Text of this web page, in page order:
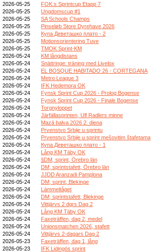
2026-05-25
FOK:s Sprintcup Etapp 7
2026-05-25
Ungdomscup #1
2026-05-25
SA Schools Champs
2026-05-25
Pinseløb Store Dyrehave 2026
2026-05-25
Купа Деветашко плато - 2
2026-05-25
Motionsorientering Tuve
2026-05-25
TMOK Sprint-KM
2026-05-24
KM långdistans
2026-05-24
Snättringe: träning med Livelox
2026-05-24
EL BOSQUE HABITADO 26 - CORTEGANA
2026-05-24
Metro League 3
2026-05-24
IFK Hedemora OK
2026-05-24
Fynsk Sprint Cup 2026 - Prolog Bogense
2026-05-24
Fynsk Sprint Cup 2026 - Finale Bogense
2026-05-24
Torgnyloppet
2026-05-24
Järfällasprinten, Ulf Radlers minne
2026-05-24
Mazā balva 2026 2. diena
2026-05-24
Prvenstvo Srbije u sprintu
2026-05-24
Prvenstvo Srbije u sprint mešovitim štafetama
2026-05-24
Купа Деветашко плато - 1
2026-05-24
Lång KM Täby OK
2026-05-24
§DM, sprint, Örebro län
2026-05-24
DM, sprintstafett, Örebro län
2026-05-24
JJDD Aranzadi Pamplona
2026-05-24
DM, sprint, Blekinge
2026-05-24
Lämmeltåget
2026-05-24
DM, sprintstafett, Blekinge
2026-05-24
Vittjärvs 2 dgrs Dag 2
2026-05-24
Lång KM Täby OK
2026-05-24
Faxeträffen, dag 2, medel
2026-05-24
Unionsmatchen 2026, stafett
2026-05-24
Vittjärvs 2-dagars Dag 2
2026-05-23
Faxeträffen, dag 1, lång
2026-05-23
IFK Lidingös sprint